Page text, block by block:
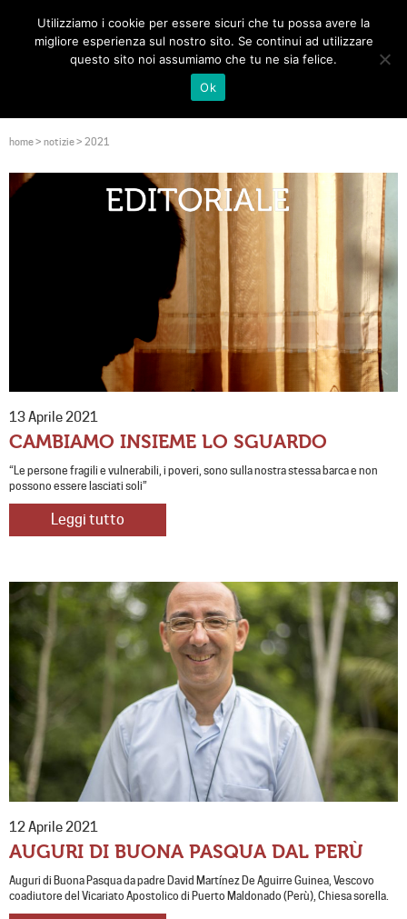
Toggle
home> notizie> 2021
13 Aprile 2021
CAMBIAMO INSIEME LO SGUARDO
“Le persone fragili e vulnerabili, i poveri, sono sulla nostra stessa barca e non
possono essere lasciati soli”
Leggi tutto
12 Aprile 2021
AUGURI DI BUONA PASQUA DAL PERÙ
Auguri di Buona Pasqua da padre David Martínez De Aguirre Guinea, Vescovo
coadiutore del Vicariato Apostolico di Puerto Maldonado (Perù), Chiesa sorella.
Utilizziamo i cookie per essere sicuri che tu possa avere la
migliore esperienza sul nostro sito. Se continui ad utilizzare
questo sito noi assumiamo che tu ne sia felice.
Ok